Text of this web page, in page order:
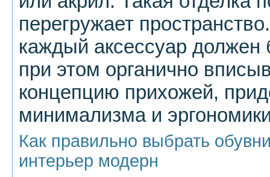
перегружает
каждый аксессуар
при этом органично
концепцию прихожей,
минимализма и
Как правильно выбрать
интерьер модерн